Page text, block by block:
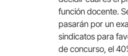
función docente.
pasarán por un
sindicatos para
de concurso, el